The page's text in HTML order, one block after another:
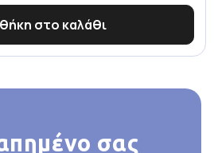
στο καλάθι
σας